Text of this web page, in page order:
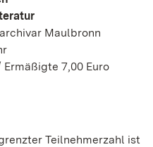
Maulbronn
Ermäßigte 7,00 Euro
Teilnehmerzahl ist